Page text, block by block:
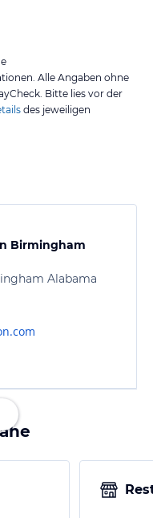
Alle Angaben ohne
Bitte lies vor der
des jeweiligen
Birmingham
Alabama